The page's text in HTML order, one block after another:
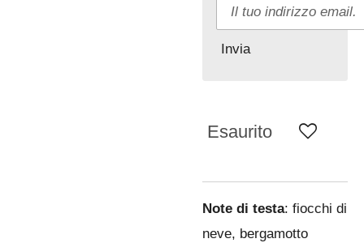
Invia
Esaurito
Note di testa: fiocchi di
neve, bergamotto